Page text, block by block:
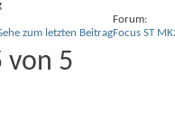
Forum:
Focus ST
von 5